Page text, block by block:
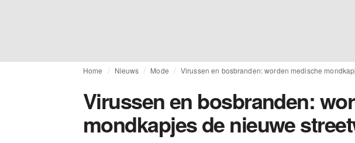
Home Nieuws Mode Virussen en bosbranden: worden medische
Virussen en bosbranden:
mondkapjes de nieuwe